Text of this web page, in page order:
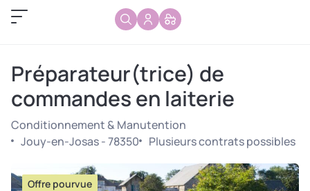
Préparateur(trice) de
commandes en laiterie
Conditionnement & Manutention
Jouy-en-Josas - 78350
Plusieurs contrats possibles
Offre pourvue